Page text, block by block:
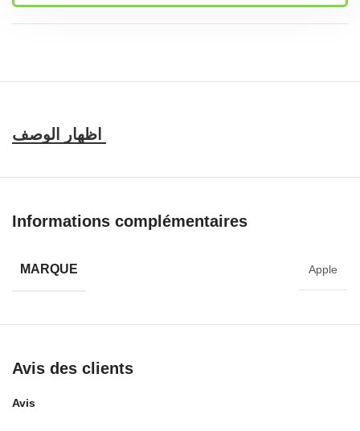
Informations complémentaires
MARQUE Apple
Avis des clients
Avis